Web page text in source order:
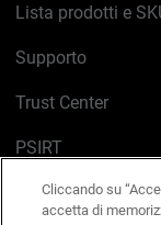
Lista prodotti e
Supporto
Trust Center
PSIRT
Politica sui cookie
Cliccando su
accetta di